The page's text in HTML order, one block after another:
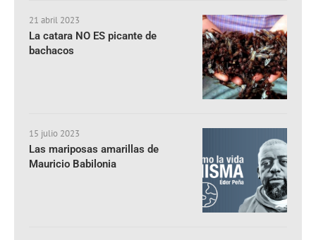
21 abril 2023
La catara NO ES picante de
bachacos
15 julio 2023
Las mariposas amarillas de
Mauricio Babilonia